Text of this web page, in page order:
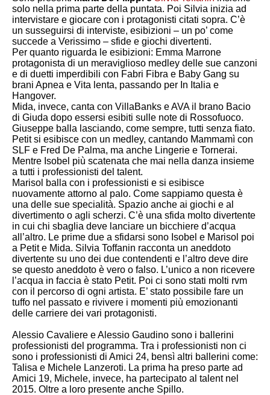
solo nella prima parte della puntata. Poi Silvia inizia ad
intervistare e giocare con i protagonisti citati sopra. C’è
un susseguirsi di interviste, esibizioni – un po’ come
succede a Verissimo – sfide e giochi divertenti.
Per quanto riguarda le esibizioni: Emma Marrone
protagonista di un meraviglioso medley delle sue canzoni
e di duetti imperdibili con Fabri Fibra e Baby Gang su
brani Apnea e Vita lenta, passando per In Italia e
Hangover.
Mida, invece, canta con VillaBanks e AVA il brano Bacio
di Giuda dopo essersi esibiti sulle note di Rossofuoco.
Giuseppe balla lasciando, come sempre, tutti senza fiato.
Petit si esibisce con un medley, cantando Mammamì con
SLF e Fred De Palma, ma anche Lingerie e Tornerai.
Mentre Isobel più scatenata che mai nella danza insieme
a tutti i professionisti del talent.
Marisol balla con i professionisti e si esibisce
nuovamente attorno al palo. Come sappiamo questa è
una delle sue specialità. Spazio anche ai giochi e al
divertimento o agli scherzi. C’è una sfida molto divertente
in cui chi sbaglia deve lanciare un bicchiere d’acqua
all’altro. Le prime due a sfidarsi sono Isobel e Marisol poi
a Petit e Mida. Silvia Toffanin racconta un aneddoto
divertente su uno dei due contendenti e l’altro deve dire
se questo aneddoto è vero o falso. L’unico a non ricevere
l’acqua in faccia è stato Petit. Poi ci sono stati molti rvm
con il percorso di ogni artista. E’ stato possibile fare un
tuffo nel passato e rivivere i momenti più emozionanti
delle carriere dei vari protagonisti.
Alessio Cavaliere e Alessio Gaudino sono i ballerini
professionisti del programma. Tra i professionisti non ci
sono i professionisti di Amici 24, bensì altri ballerini come:
Talisa e Michele Lanzeroti. La prima ha preso parte ad
Amici 19, Michele, invece, ha partecipato al talent nel
2015. Oltre a loro presente anche Spillo.